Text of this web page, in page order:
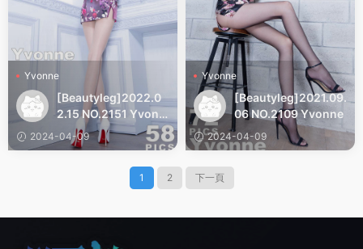
Yvonne
[Beautyleg]2022.0
2.15 NO.2151 Yvonn
e
2024-04-09
Yvonne
[Beautyleg]2021.09.
06 NO.2109 Yvonne
2024-04-09
1 2 下一頁